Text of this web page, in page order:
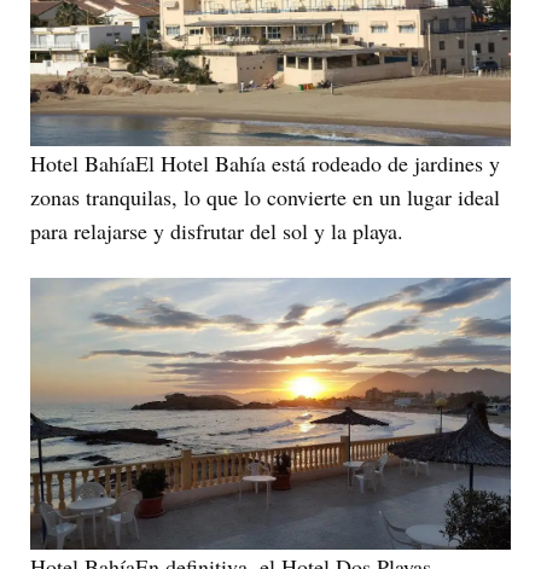
Hotel BahíaEl Hotel Bahía está rodeado de jardines y
zonas tranquilas, lo que lo convierte en un lugar ideal
para relajarse y disfrutar del sol y la playa.